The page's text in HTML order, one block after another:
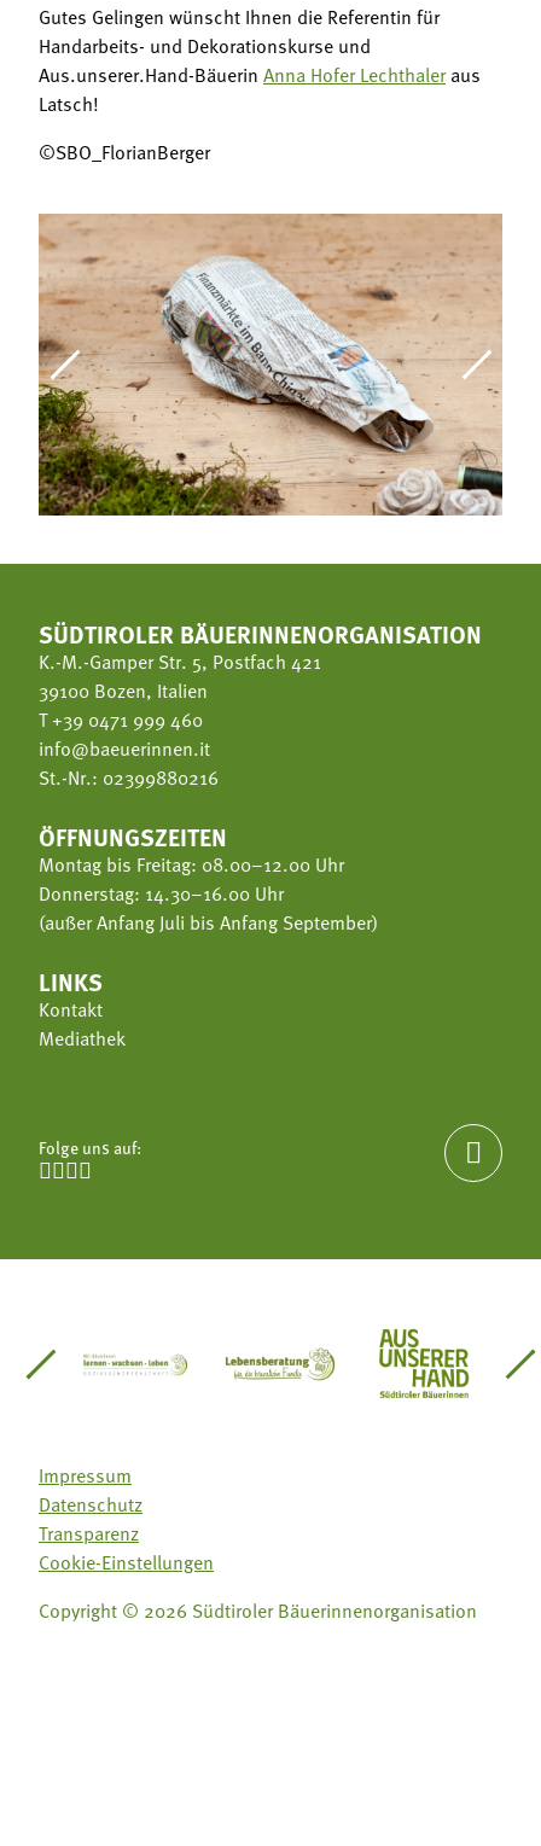
Gutes Gelingen wünscht Ihnen die Referentin für
Handarbeits- und Dekorationskurse und
Aus.unserer.Hand-Bäuerin Anna Hofer Lechthaleraus
Latsch!
©SBO_FlorianBerger
SÜDTIROLER BÄUERINNENORGANISATION
K.-M.-Gamper Str. 5, Postfach 421
39100 Bozen, Italien
T+39 0471 999 460
info@baeuerinnen.it
St.-Nr.: 02399880216
ÖFFNUNGSZEITEN
Montag bis Freitag: 08.00–12.00 Uhr
Donnerstag: 14.30–16.00 Uhr
(außer Anfang Juli bis Anfang September)
LINKS
Kontakt
Mediathek
Folge uns auf:


Südtirol
Gärtnervereinigung
Sozialgenossenschaft Mit Bäuerinnen lernen -
Lebensberatung für dieAus unserer
Impressum
Datenschutz
Transparenz
Cookie-Einstellungen
Copyright © 2026 Südtiroler Bäuerinnenorganisation